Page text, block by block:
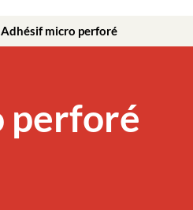
Adhésif micro perforé
perforé